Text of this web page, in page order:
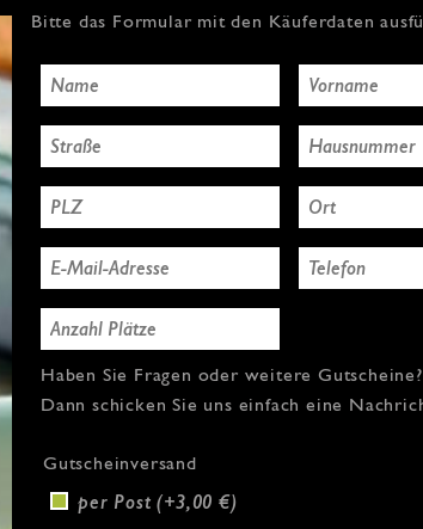
Bitte das Formular mit den Käuferdaten
Haben Sie Fragen oder weitere Gutscheine?
Dann schicken Sie uns einfach eine
Gutscheinversand
per Post (+3,00 €)